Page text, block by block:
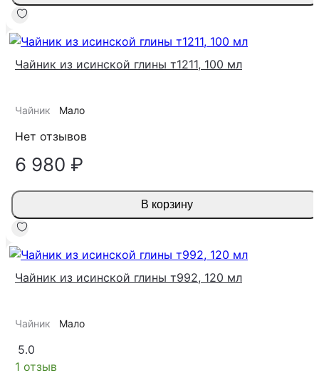
Чайник из исинской глины т1211, 100 мл
Чайник Мало
Нет отзывов
6 980 ₽
В корзину
Чайник из исинской глины т992, 120 мл
Чайник Мало
5.0
1 отзыв